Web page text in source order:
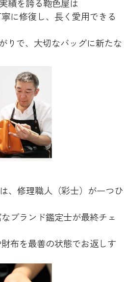
績を誇る鞄色屋は
に修復し、長く愛用できる
りで、大切なバッグに新たな
、修理職人（彩士）が一つひ
ブランド鑑定士が最終チェ
布を最善の状態でお返しす